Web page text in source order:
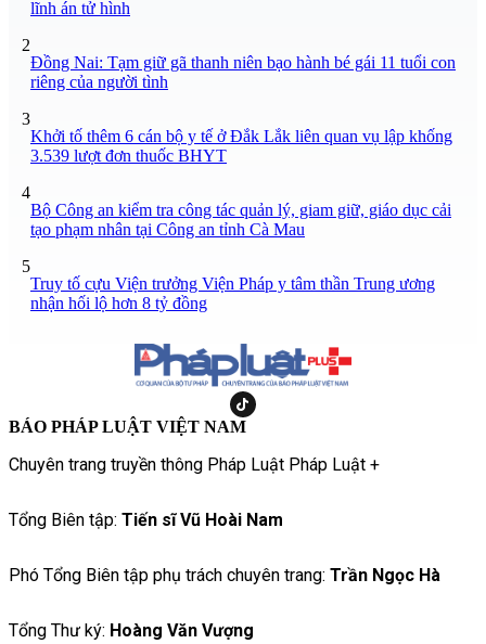
lĩnh án tử hình
2
Đồng Nai: Tạm giữ gã thanh niên bạo hành bé gái 11 tuổi con
riêng của người tình
3
Khởi tố thêm 6 cán bộ y tế ở Đắk Lắk liên quan vụ lập khống
3.539 lượt đơn thuốc BHYT
4
Bộ Công an kiểm tra công tác quản lý, giam giữ, giáo dục cải
tạo phạm nhân tại Công an tỉnh Cà Mau
5
Truy tố cựu Viện trưởng Viện Pháp y tâm thần Trung ương
nhận hối lộ hơn 8 tỷ đồng
BÁO PHÁP LUẬT VIỆT NAM
Chuyên trang truyền thông Pháp Luật Pháp Luật +
Tổng Biên tập: Tiến sĩ Vũ Hoài Nam
Phó Tổng Biên tập phụ trách chuyên trang: Trần Ngọc Hà
Tổng Thư ký: Hoàng Văn Vượng